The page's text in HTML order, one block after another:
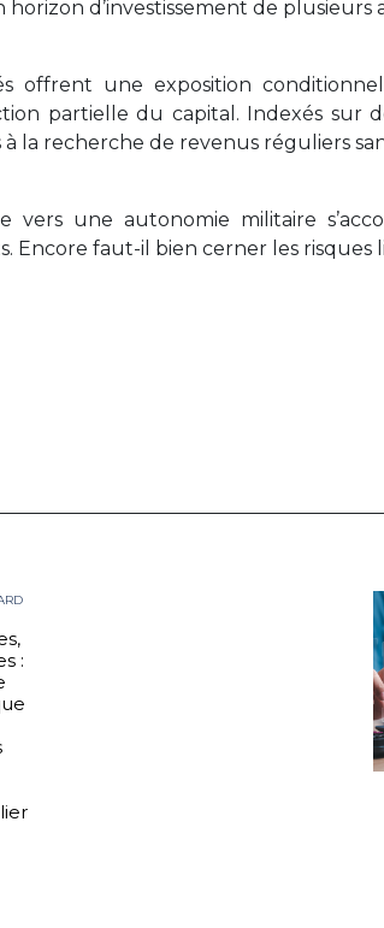
d’investissement de plusieurs
offrent une exposition
partielle du capital. Indexés sur
la recherche de revenus réguliers
vers une autonomie militaire
Encore faut-il bien cerner les risques
: